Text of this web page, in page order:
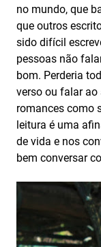
no mundo, que
que outros
sido difícil
pessoas não
bom. Perderia
verso ou falar ao
romances como
leitura é uma
de vida e nos
bem conversar